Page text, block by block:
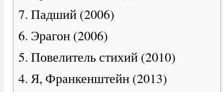
7. Падший (2006)
6. Эрагон (2006)
5. Повелитель стихий (2010)
4. Я, Франкенштейн (2013)